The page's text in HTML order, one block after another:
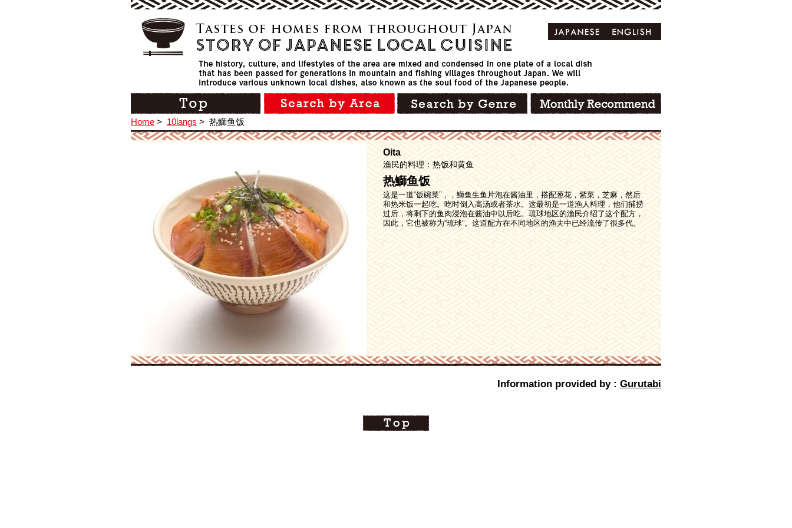
Home > 10langs > 热鰤鱼饭
Oita
渔民的料理：热饭和黄鱼
热鰤鱼饭
这是一道“饭碗菜”，，鰤鱼生鱼片泡在酱油里，搭配葱花，紫菜，芝麻，然后
和热米饭一起吃。吃时倒入高汤或者茶水。这最初是一道渔人料理，他们捕捞
过后，将剩下的鱼肉浸泡在酱油中以后吃。琉球地区的渔民介绍了这个配方，
因此，它也被称为“琉球”。这道配方在不同地区的渔夫中已经流传了很多代。
Information provided by : Gurutabi